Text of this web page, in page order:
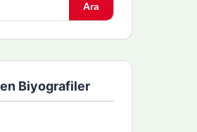
Ara
Biyografiler